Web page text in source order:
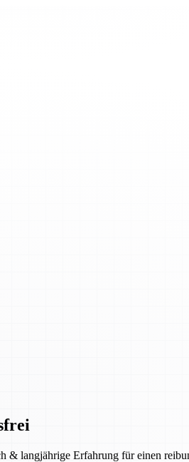
langjährige Erfahrung für einen